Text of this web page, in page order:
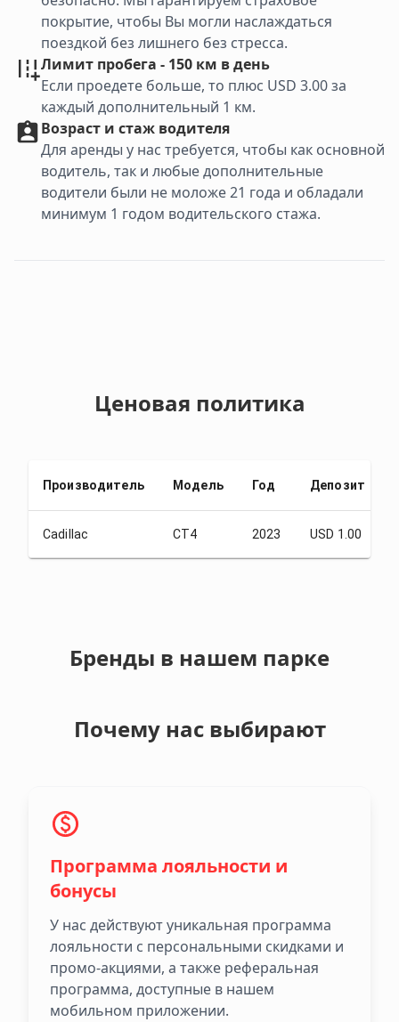
покрытие, чтобы Вы могли наслаждаться
поездкой без лишнего без стресса.
Лимит пробега - 150 км в день
Если проедете больше, то плюс USD 3.00 за
каждый дополнительный 1 км.
Возраст и стаж водителя
Для аренды у нас требуется, чтобы как основной
водитель, так и любые дополнительные
водители были не моложе 21 года и обладали
минимум 1 годом водительского стажа.
Ценовая политика
Производитель Модель Год Депозит
Cadillac CT4 2023 USD 1.00
Бренды в нашем парке
Почему нас выбирают
Программа лояльности и
бонусы
У нас действуют уникальная программа
лояльности с персональными скидками и
промо-акциями, а также реферальная
программа, доступные в нашем
мобильном приложении.